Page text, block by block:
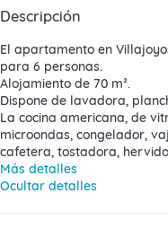
Descripción
El apartamento en
para 6 personas.
Alojamiento de 70 m².
Dispone de lavadora,
La cocina americana, de
microondas, congelador,
cafetera, tostadora,
Más detalles
Ocultar detalles